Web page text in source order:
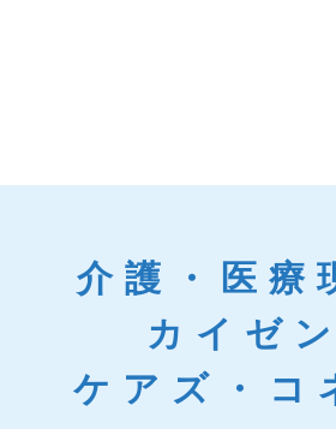
介護・医療
カイゼ
ケアズ・コ